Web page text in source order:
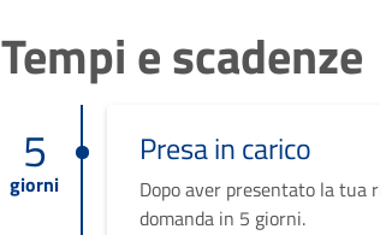
Tempi e scadenze
5
giorni
Presa in carico
Dopo aver presentato la tua
domanda in 5 giorni.